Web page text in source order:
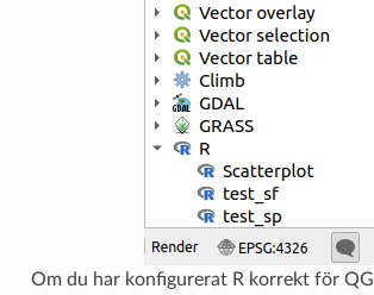
Om du har konfigurerat R korrekt för